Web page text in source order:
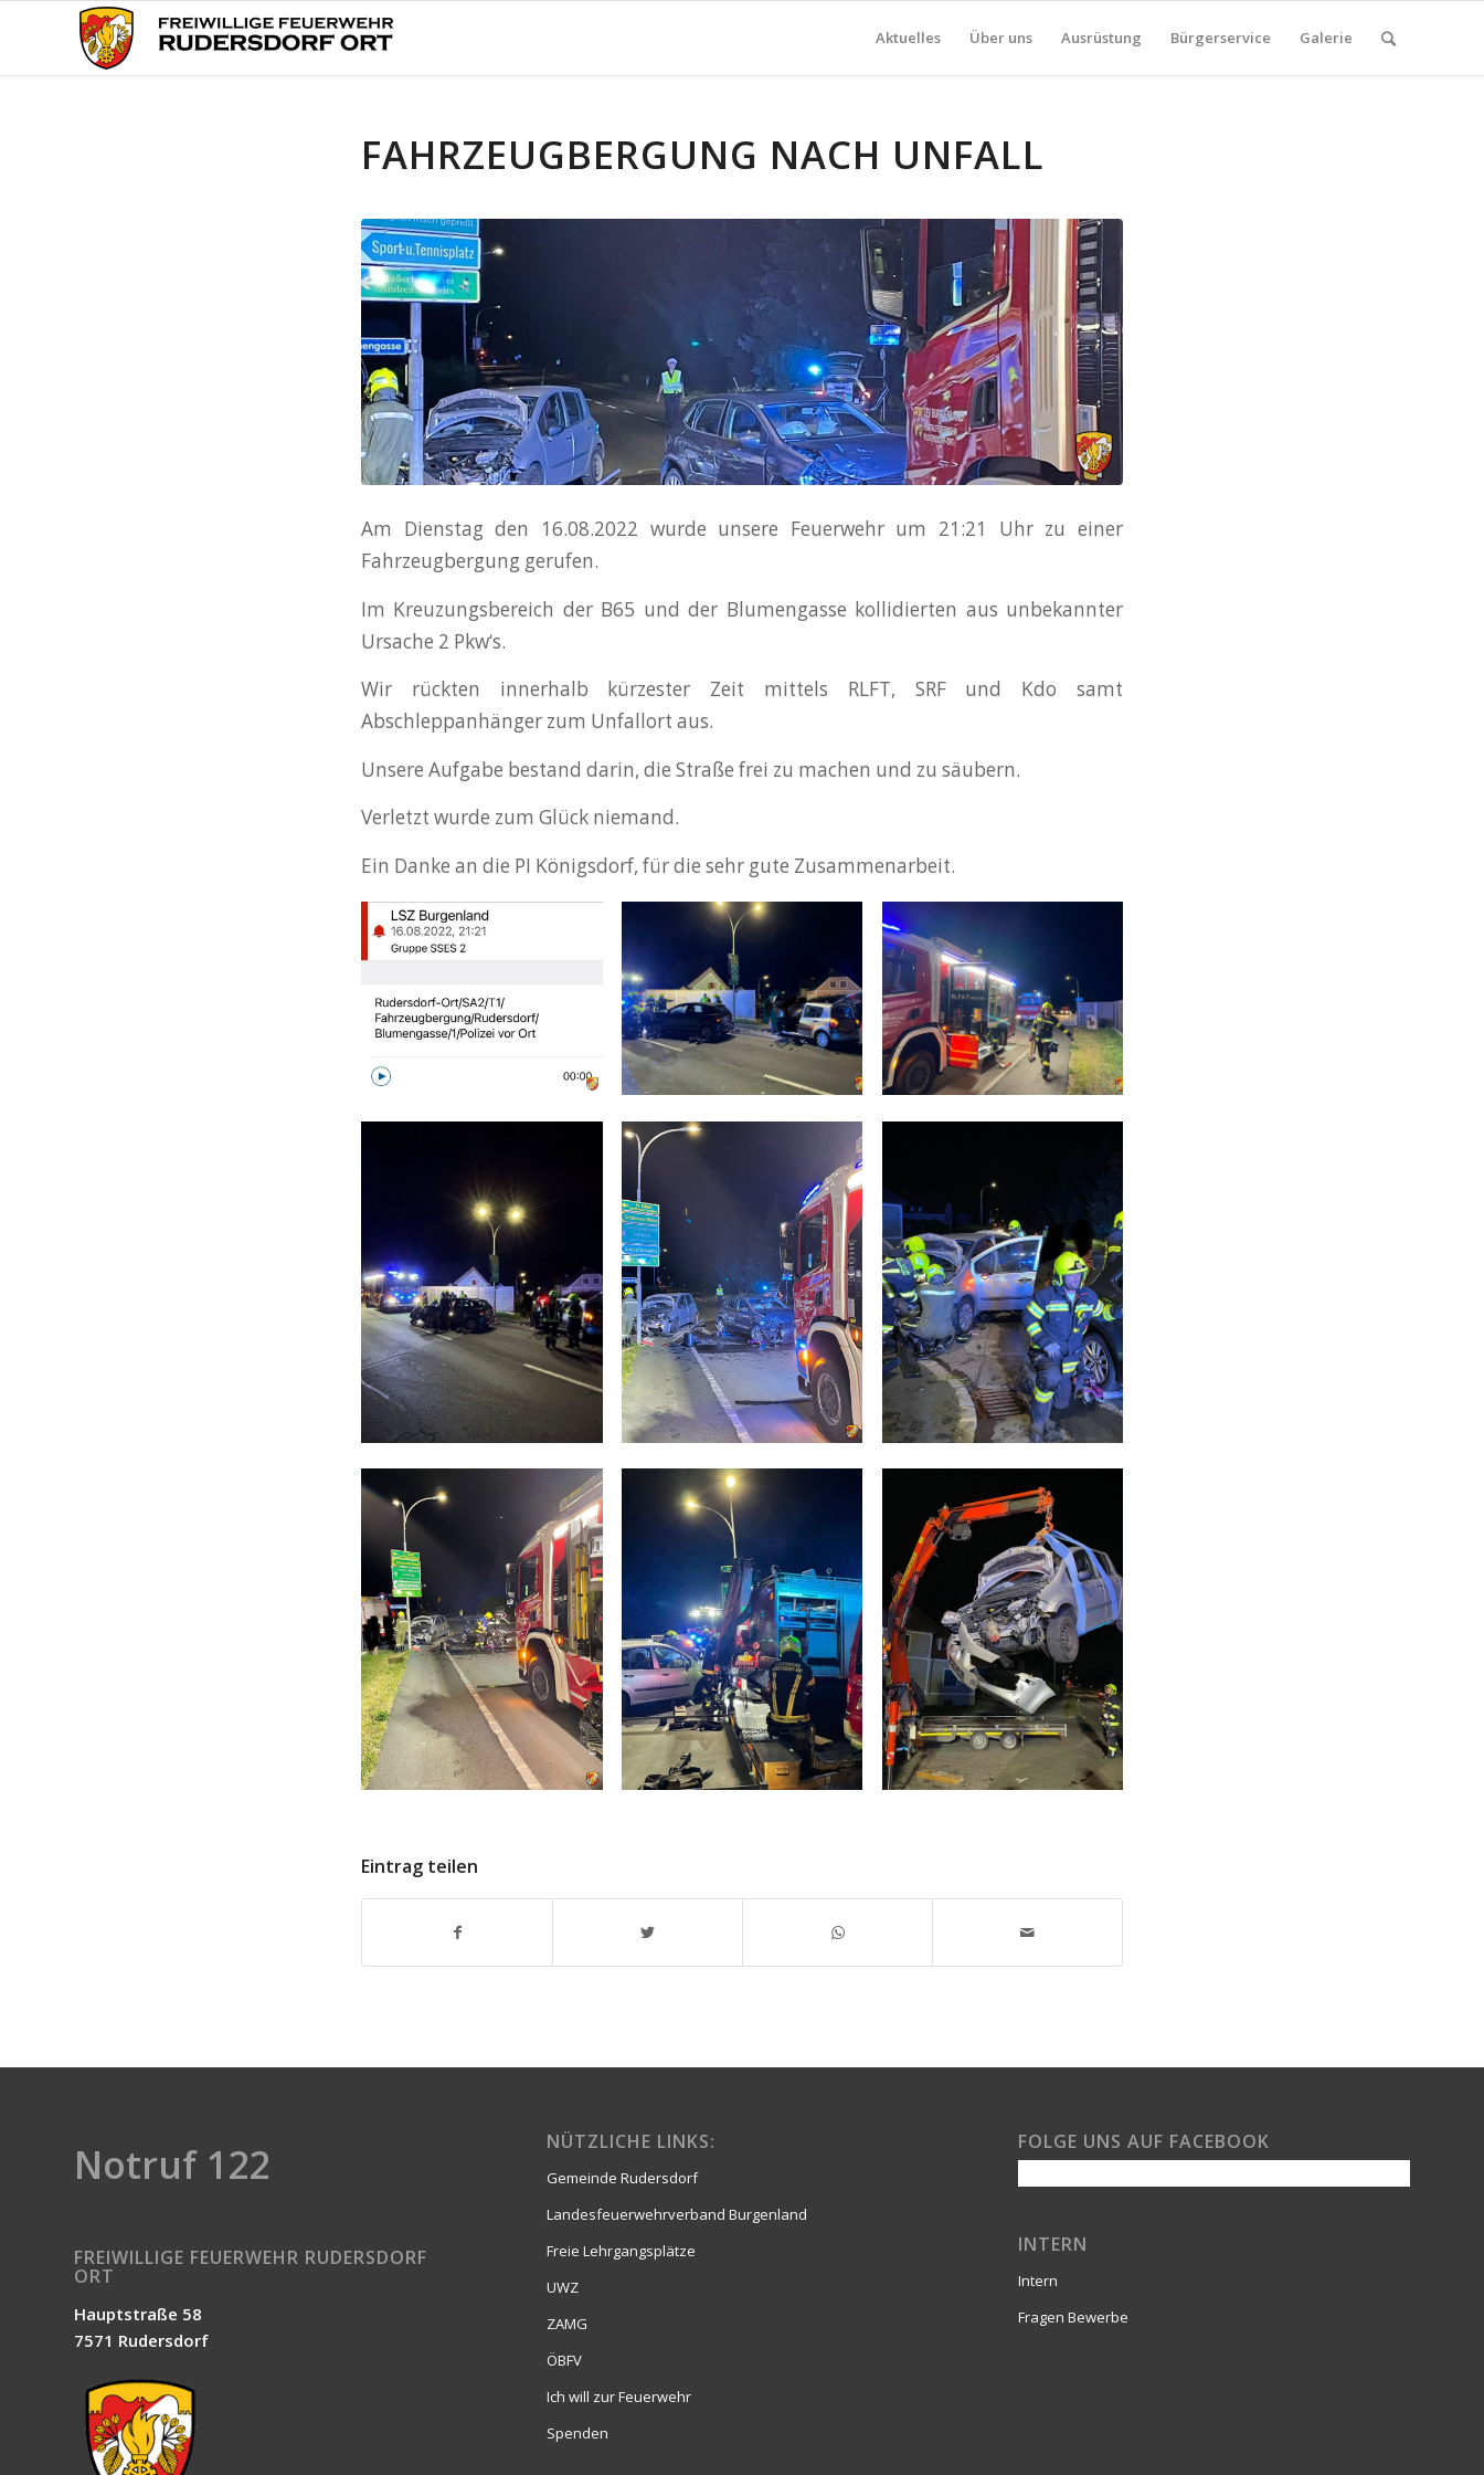
Aktuelles Über uns Ausrüstung Bürgerservice Galerie
FAHRZEUGBERGUNG NACH UNFALL
Am Dienstag den 16.08.2022 wurde unsere Feuerwehr um 21:21 Uhr zu einer
Fahrzeugbergung gerufen.
Im Kreuzungsbereich der B65 und der Blumengasse kollidierten aus unbekannter
Ursache 2 Pkw‘s.
Wir rückten innerhalb kürzester Zeit mittels RLFT, SRF und Kdo samt
Abschleppanhänger zum Unfallort aus.
Unsere Aufgabe bestand darin, die Straße frei zu machen und zu säubern.
Verletzt wurde zum Glück niemand.
Ein Danke an die PI Königsdorf, für die sehr gute Zusammenarbeit.
Eintrag teilen
Notruf 122
FREIWILLIGE FEUERWEHR RUDERSDORF
ORT
Hauptstraße 58
7571 Rudersdorf
NÜTZLICHE LINKS:
Gemeinde Rudersdorf
Landesfeuerwehrverband Burgenland
Freie Lehrgangsplätze
UWZ
ZAMG
ÖBFV
Ich will zur Feuerwehr
Spenden
FOLGE UNS AUF FACEBOOK
INTERN
Intern
Fragen Bewerbe